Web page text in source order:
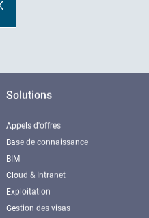
Solutions
Appels d'offres
Base de connaissance
BIM
Cloud & Intranet
Exploitation
Gestion des visas